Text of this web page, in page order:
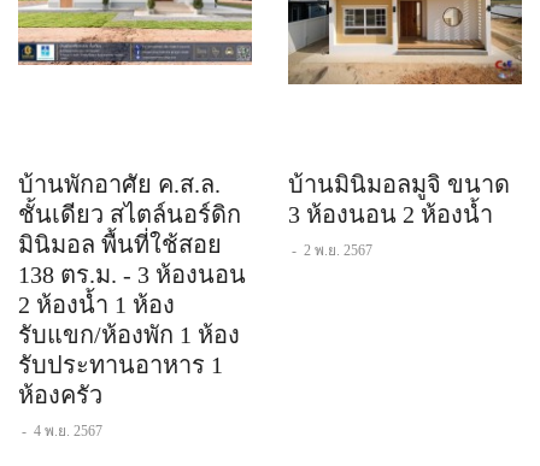
บ้านพักอาศัย ค.ส.ล.
ชั้นเดียว สไตล์นอร์ดิก
มินิมอล พื้นที่ใช้สอย
138 ตร.ม. - 3 ห้องนอน
2 ห้องน้ำ 1 ห้อง
รับแขก/ห้องพัก 1 ห้อง
รับประทานอาหาร 1
ห้องครัว
- 4 พ.ย. 2567
บ้านมินิมอลมูจิ ขนาด
3 ห้องนอน 2 ห้องน้ำ
- 2 พ.ย. 2567